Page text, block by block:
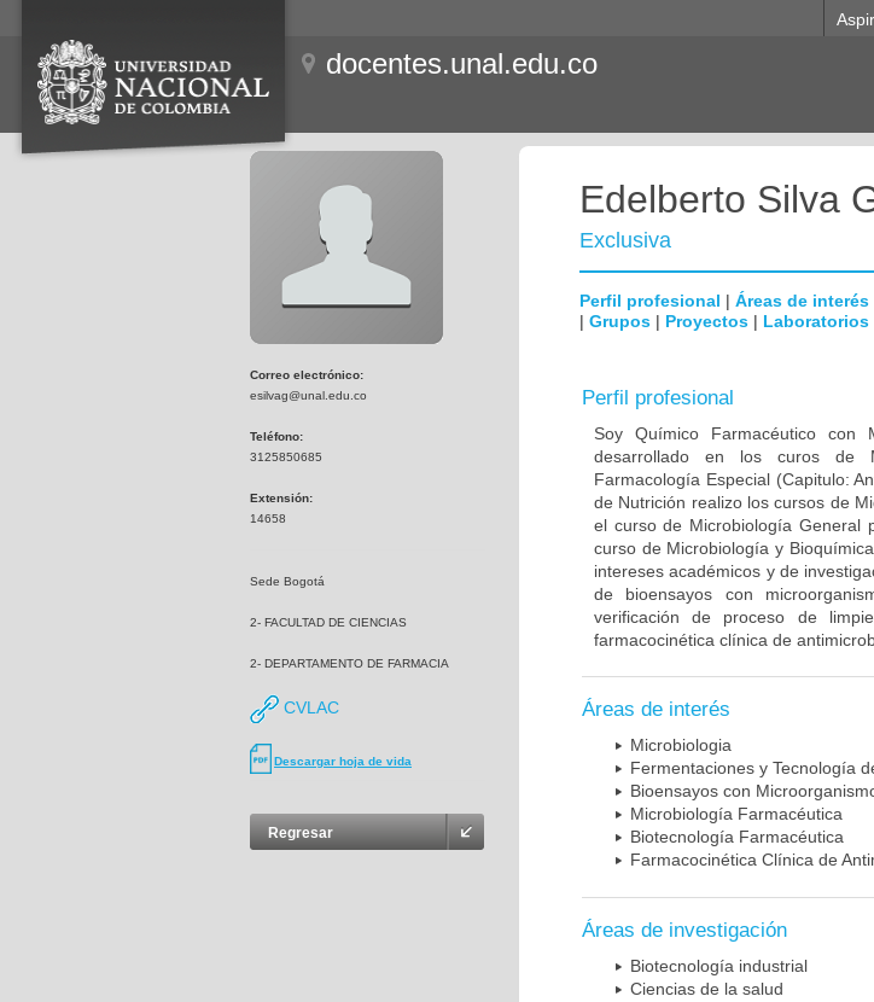
docentes.unal.edu.co
Correo electrónico:
esilvag@unal.edu.co
Teléfono:
3125850685
Extensión:
14658
Sede Bogotá
2- FACULTAD DE CIENCIAS
2- DEPARTAMENTO DE FARMACIA
CVLAC
Descargar hoja de vida
Regresar
Edelberto Silva
Exclusiva
Perfil profesional | Áreas de interés
| Grupos | Proyectos | Laboratorios
Perfil profesional
Soy Químico Farmacéutico
desarrollado en los curos de
Farmacología Especial (Capitulo:
de Nutrición realizo los cursos de
el curso de Microbiología General
curso de Microbiología y
intereses académicos y de
de bioensayos con
verificación de proceso de
farmacocinética clínica de
Áreas de interés
Microbiologia
Fermentaciones y Tecnología
Bioensayos con
Microbiología Farmacéutica
Biotecnología Farmacéutica
Farmacocinética Clínica de
Áreas de investigación
Biotecnología industrial
Ciencias de la salud